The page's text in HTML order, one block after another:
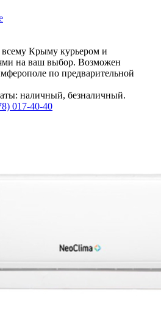
всему Крыму курьером и
на ваш выбор. Возможен
по предварительной
наличный, безналичный.
017-40-40